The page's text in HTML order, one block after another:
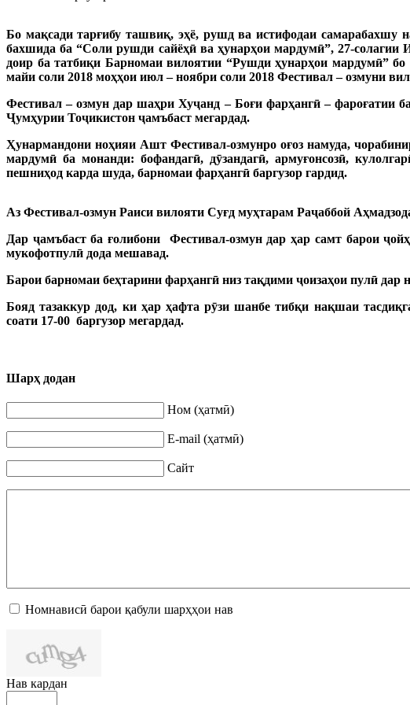
Бо мақсади тарғибу ташвиқ, эҳё, рушд ва истифодаи
бахшида ба “Соли рушди сайёҳӣ ва ҳунарҳои мардумӣ”, 27-
доир ба татбиқи Барномаи вилоятии “Рушди ҳунарҳои мардумӣ”
майи соли 2018 моҳҳои июл – ноябри соли 2018 Фестивал – озмуни
Фестивал – озмун дар шаҳри Хуҷанд – Боғи фарҳангӣ – фароғатии
Ҷумҳурии Тоҷикистон ҷамъбаст мегардад.
Ҳунармандони ноҳияи Ашт Фестивал-озмунро оғоз намуда,
мардумӣ ба монанди: бофандагӣ, дӯзандагӣ, армуғонсозӣ,
пешниҳод карда шуда, барномаи фарҳангӣ баргузор гардид.
Аз Фестивал-озмун Раиси вилояти Суғд муҳтарам Раҷаббой
Дар ҷамъбаст ба ғолибони Фестивал-озмун дар ҳар самт барои
мукофотпулӣ дода мешавад.
Барои барномаи беҳтарини фарҳангӣ низ тақдими ҷоизаҳои пулӣ дар
Бояд тазаккур дод, ки ҳар ҳафта рӯзи шанбе тибқи нақшаи
соати 17-00 баргузор мегардад.
Шарҳ додан
Ном (ҳатмӣ)
E-mail (ҳатмӣ)
Сайт
Номнависӣ барои қабули шарҳҳои нав
Нав кардан